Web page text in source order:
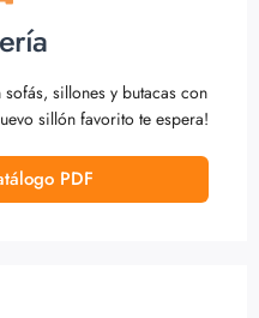
sillones y butacas con
sillón favorito te espera!
PDF